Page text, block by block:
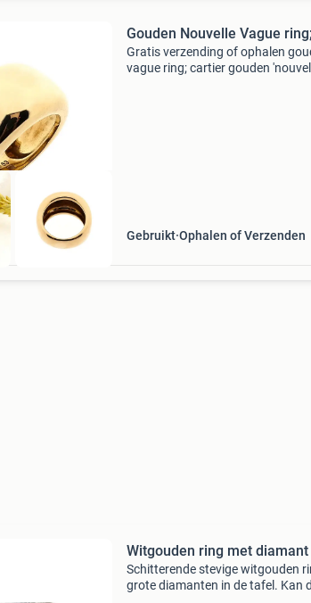
Gouden Nouvelle Vague
Gratis verzending of ophalen
vague ring; cartier gouden
Gebruikt Ophalen of Verzenden
Witgouden ring met
Schitterende stevige witgouden
grote diamanten in de tafel. Kan